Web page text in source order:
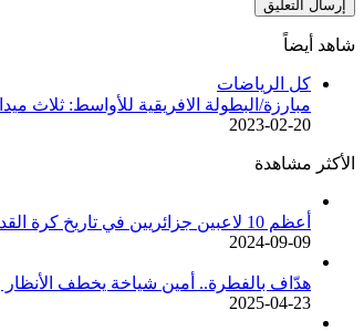
شاهد أيضاً
كل الرياضات
مبارزة/البطولة الافريقية للأواسط: ثلاث
2023-02-20
الأكثر مشاهدة
أعظم 10 لاعبين جزائريين في تاريخ كرة القدم
2024-09-09
هدّاف بالفطرة.. أمين شياخة يخطف الأنظار
2025-04-23